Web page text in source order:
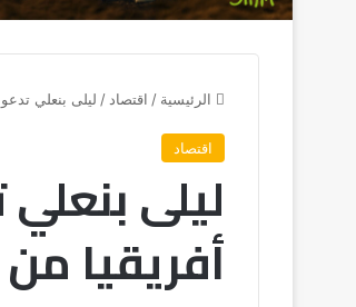
الرئيسية / اقتصاد / ليلى بنعلي
اقتصاد
ليلى
أفريقيا